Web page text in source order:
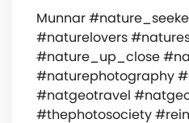
Munnar
#naturelovers
#nature_up_close
#naturephotography
#natgeotravel
#thephotosociety